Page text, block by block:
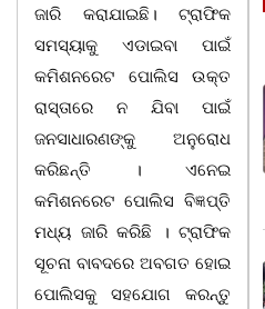
ଜାରି କରାଯାଇଛି। ଟ୍ରାଫିକ
ସମସ୍ୟାକୁ ଏଡାଇବା ପାଇଁ
କମିଶନରେଟ ପୋଲିସ ଉକ୍ତ
ରାସ୍ତାରେ ନ ଯିବା ପାଇଁ
ଜନସାଧାରଣଙ୍କୁ ଅନୁରୋଧ
କରିଛନ୍ତି । ଏନେଇ
କମିଶନରେଟ ପୋଲିସ ବିଜ୍ଞପ୍ତି
ମଧ୍ୟ ଜାରି କରିଛି । ଟ୍ରାଫିକ
ସୂଚନା ବାବଦରେ ଅବଗତ ହୋଇ
ପୋଲିସକୁ ସହଯୋଗ କରନ୍ତୁ